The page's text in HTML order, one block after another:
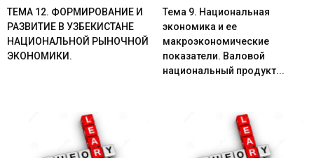
ТЕМА 12. ФОРМИРОВАНИЕ И
РАЗВИТИЕ В УЗБЕКИСТАНЕ
НАЦИОНАЛЬНОЙ РЫНОЧНОЙ
ЭКОНОМИКИ.
Тема 9. Национальная
экономика и ее
макроэкономические
показатели. Валовой
национальный продукт...